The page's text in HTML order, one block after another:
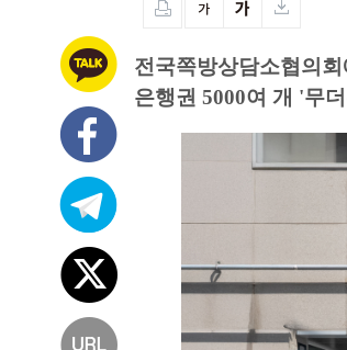
전국쪽방상담소협의
은행권 5000여 개 '무